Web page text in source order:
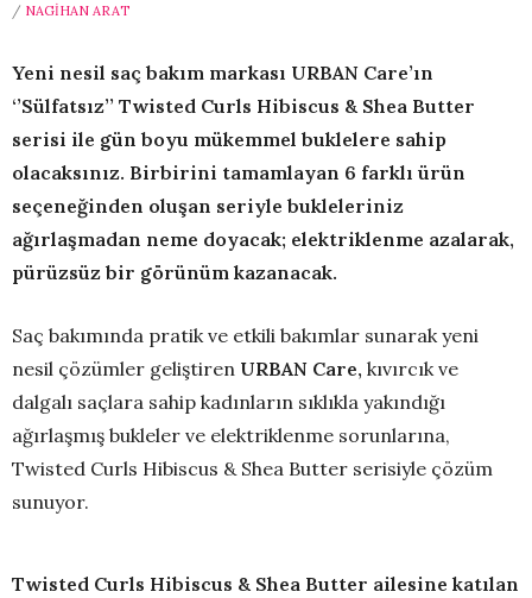
/ NAGIHAN ARAT
Yeni nesil saç bakım markası URBAN Care’ın
‘’Sülfatsız’’ Twisted Curls Hibiscus & Shea Butter
serisi ile gün boyu mükemmel buklelere sahip
olacaksınız. Birbirini tamamlayan 6 farklı ürün
seçeneğinden oluşan seriyle bukleleriniz
ağırlaşmadan neme doyacak; elektriklenme azalarak,
pürüzsüz bir görünüm kazanacak.
Saç bakımında pratik ve etkili bakımlar sunarak yeni
nesil çözümler geliştiren URBAN Care, kıvırcık ve
dalgalı saçlara sahip kadınların sıklıkla yakındığı
ağırlaşmış bukleler ve elektriklenme sorunlarına,
Twisted Curls Hibiscus & Shea Butter serisiyle çözüm
sunuyor.
Twisted Curls Hibiscus & Shea Butter ailesine katılan